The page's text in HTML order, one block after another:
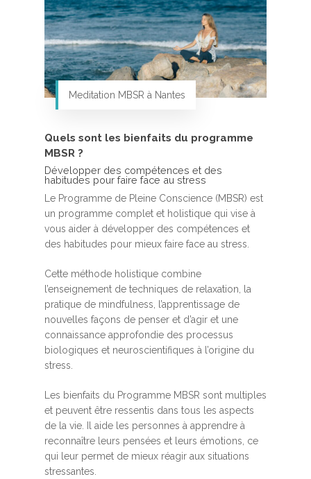
Meditation MBSR à Nantes
Quels sont les bienfaits du programme
MBSR ?
Développer des compétences et des
habitudes pour faire face au stress
Le Programme de Pleine Conscience (MBSR) est
un programme complet et holistique qui vise à
vous aider à développer des compétences et
des habitudes pour mieux faire face au stress.
Cette méthode holistique combine
l’enseignement de techniques de relaxation, la
pratique de mindfulness, l’apprentissage de
nouvelles façons de penser et d’agir et une
connaissance approfondie des processus
biologiques et neuroscientifiques à l’origine du
stress.
Les bienfaits du Programme MBSR sont multiples
et peuvent être ressentis dans tous les aspects
de la vie. Il aide les personnes à apprendre à
reconnaître leurs pensées et leurs émotions, ce
qui leur permet de mieux réagir aux situations
stressantes.